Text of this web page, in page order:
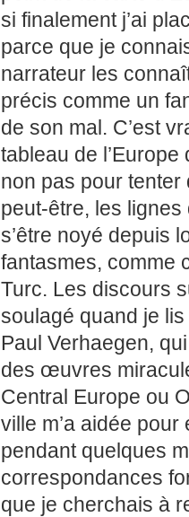
si finalement j’ai
parce que je
narrateur les
précis comme un
de son mal. C’est
tableau de
non pas pour tenter
peut-être, les
s’être noyé depuis
fantasmes, comme
Turc. Les discours
soulagé quand je
Paul Verhaegen,
des œuvres
Central Europe ou
ville m’a aidée
pendant quelques
correspondances
que je cherchais à